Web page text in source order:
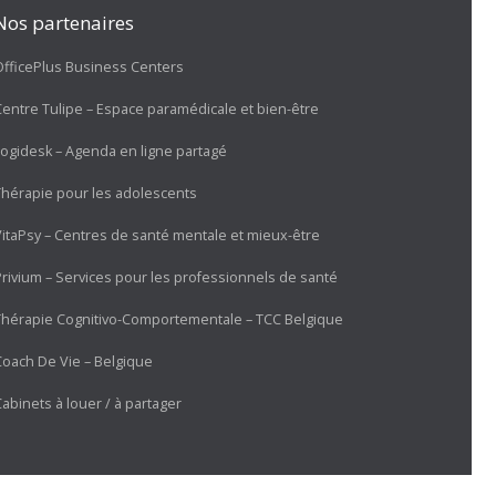
partenaires
Business Centers
Tulipe – Espace paramédicale et bien-être
– Agenda en ligne partagé
pour les adolescents
– Centres de santé mentale et mieux-être
– Services pour les professionnels de santé
Cognitivo-Comportementale – TCC Belgique
De Vie – Belgique
à louer / à partager